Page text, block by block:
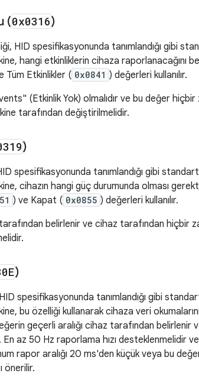
(0x0316)
HID spesifikasyonunda tanımlandığı gibi
hangi etkinliklerin cihaza raporlanacağını
Tüm Etkinlikler ( 0x0841 ) değerleri kullanılır.
(Etkinlik Yok) olmalıdır ve bu değer
tarafından değiştirilmelidir.
)
spesifikasyonunda tanımlandığı gibi
cihazın hangi güç durumunda olması
) ve Kapat ( 0x0855 ) değerleri kullanılır.
belirlenir ve cihaz tarafından hiçbir
)
spesifikasyonunda tanımlandığı gibi
bu özelliği kullanarak cihaza veri
geçerli aralığı cihaz tarafından belirlenir
En az 50 Hz raporlama hızı desteklenmelidir
rapor aralığı 20 ms'den küçük veya bu
önerilir.